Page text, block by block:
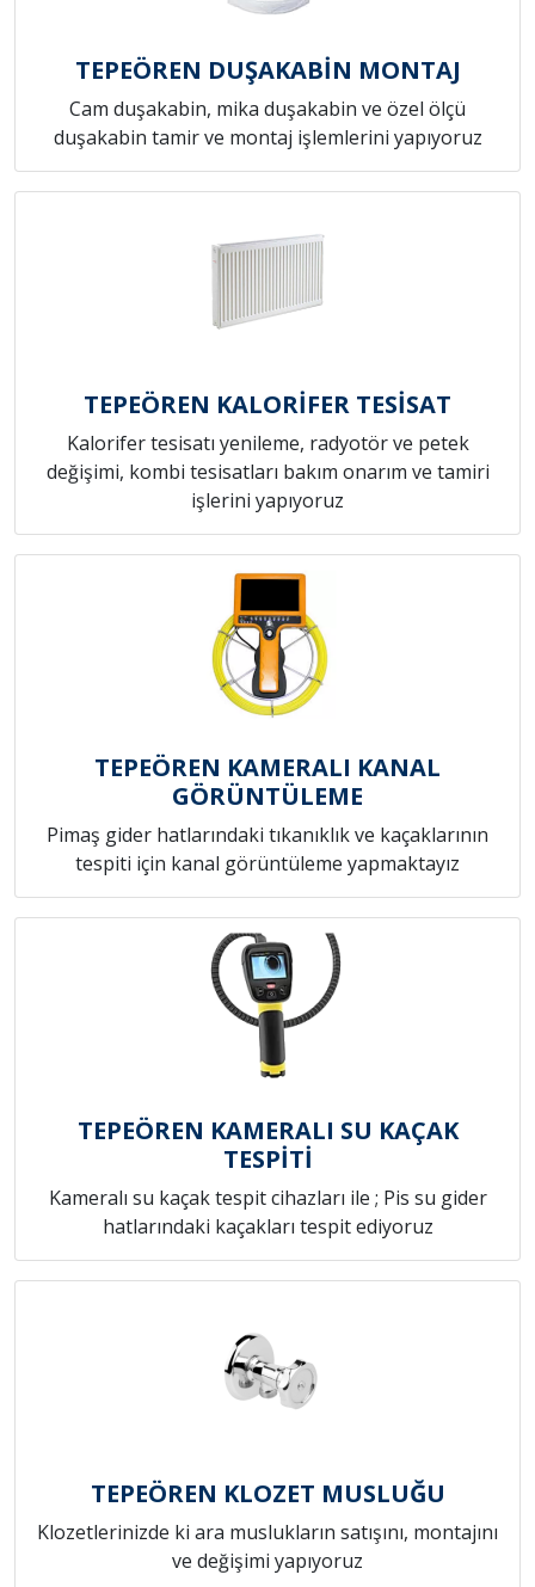
TEPEÖREN DUŞAKABİN MONTAJ
Cam duşakabin, mika duşakabin ve özel ölçü
duşakabin tamir ve montaj işlemlerini yapıyoruz
TEPEÖREN KALORİFER TESİSAT
Kalorifer tesisatı yenileme, radyotör ve petek
değişimi, kombi tesisatları bakım onarım ve tamiri
işlerini yapıyoruz
TEPEÖREN KAMERALI KANAL
GÖRÜNTÜLEME
Pimaş gider hatlarındaki tıkanıklık ve kaçaklarının
tespiti için kanal görüntüleme yapmaktayız
TEPEÖREN KAMERALI SU KAÇAK
TESPİTİ
Kameralı su kaçak tespit cihazları ile ; Pis su gider
hatlarındaki kaçakları tespit ediyoruz
TEPEÖREN KLOZET MUSLUĞU
Klozetlerinizde ki ara muslukların satışını, montajını
ve değişimi yapıyoruz